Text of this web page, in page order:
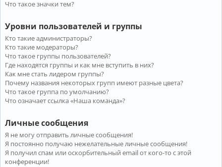
Что такое значки тем?
Уровни пользователей и группы
Кто такие администраторы?
Кто такие модераторы?
Что такое группы пользователей?
Где находятся группы и как мне вступить в них?
Как мне стать лидером группы?
Почему названия некоторых групп имеют разные цвета?
Что такое группа по умолчанию?
Что означает ссылка «Наша команда»?
Личные сообщения
Я не могу отправить личные сообщения!
Я постоянно получаю нежелательные личные сообщения!
Я получил спам или оскорбительный email от кого-то с этой
конференции!